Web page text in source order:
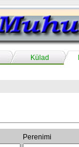
Külad
Perenimi